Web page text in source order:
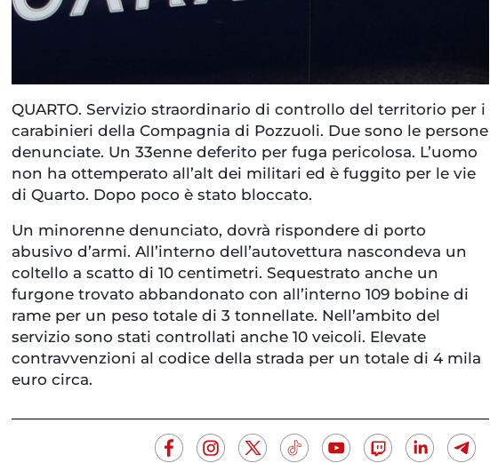
QUARTO. Servizio straordinario di controllo del territorio per i
carabinieri della Compagnia di Pozzuoli. Due sono le persone
denunciate. Un 33enne deferito per fuga pericolosa. L’uomo
non ha ottemperato all’alt dei militari ed è fuggito per le vie
di Quarto. Dopo poco è stato bloccato.
Un minorenne denunciato, dovrà rispondere di porto
abusivo d’armi. All’interno dell’autovettura nascondeva un
coltello a scatto di 10 centimetri. Sequestrato anche un
furgone trovato abbandonato con all’interno 109 bobine di
rame per un peso totale di 3 tonnellate. Nell’ambito del
servizio sono stati controllati anche 10 veicoli. Elevate
contravvenzioni al codice della strada per un totale di 4 mila
euro circa.